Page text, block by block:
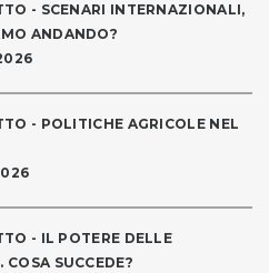
- SCENARI INTERNAZIONALI,
ANDANDO?
- POLITICHE AGRICOLE NEL
- IL POTERE DELLE
COSA SUCCEDE?